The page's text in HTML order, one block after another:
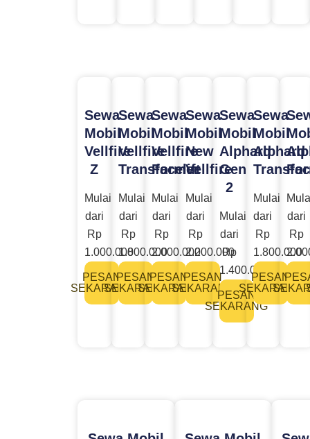
Sewa
Mobil
Vellfire
Z
Mulai
dari
Rp
1.000.000
PESAN
SEKARANG
Sewa
Mobil
Vellfire
Transformer
Mulai
dari
Rp
1.800.000
PESAN
SEKARANG
Sewa
Mobil
Vellfire
Facelift
Mulai
dari
Rp
2.000.000
PESAN
SEKARANG
Sewa
Mobil
New
Vellfire
Mulai
dari
Rp
2.200.000
PESAN
SEKARANG
Sewa
Mobil
Alphard
Gen
2
Mulai
dari
Rp
1.400.000
PESAN
SEKARANG
Sewa
Mobil
Alphard
Mulai
dari
Rp
1.800.000
PESAN
SEKARANG
dari
Rp